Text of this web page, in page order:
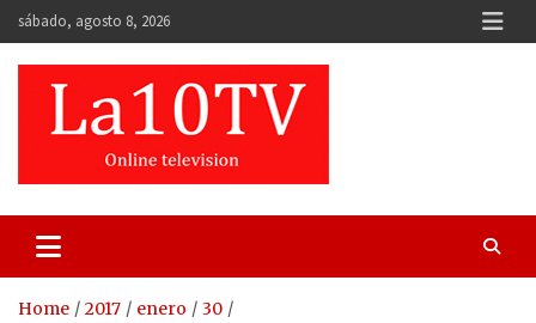
Skip
to
content
sábado, agosto 8, 2026
Home 2017 enero
30